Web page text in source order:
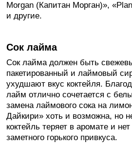
Morgan (Капитан Морган)»,
и другие.
Сок лайма
Сок лайма должен быть
пакетированный и лаймовый
ухудшают вкус коктейля.
лайм отлично сочетается с
замена лаймового сока на
Дайкири» хоть и возможна, но
коктейль теряет в аромате и
заметного горького привкуса.